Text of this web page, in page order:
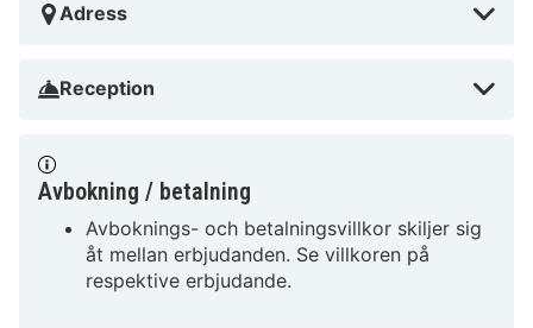
Adress
Reception
Avbokning / betalning
Avboknings- och betalningsvillkor skiljer sig
åt mellan erbjudanden. Se villkoren på
respektive erbjudande.